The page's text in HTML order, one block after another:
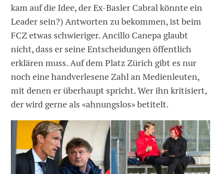
kam auf die Idee, der Ex-Basler Cabral könnte ein
Leader sein?) Antworten zu bekommen, ist beim
FCZ etwas schwieriger. Ancillo Canepa glaubt
nicht, dass er seine Entscheidungen öffentlich
erklären muss. Auf dem Platz Zürich gibt es nur
noch eine handverlesene Zahl an Medienleuten,
mit denen er überhaupt spricht. Wer ihn kritisiert,
der wird gerne als «ahnungslos» betitelt.